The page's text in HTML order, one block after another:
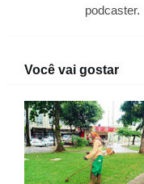
podcaster.
Você vai gostar